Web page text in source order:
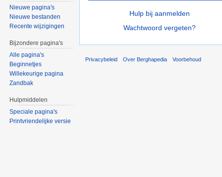
Hulp bij aanmelden
Wachtwoord vergeten?
Nieuwe pagina's
Nieuwe bestanden
Recente wijzigingen
Bijzondere pagina's
Alle pagina's
Beginnetjes
Willekeurige pagina
Zandbak
Hulpmiddelen
Speciale pagina's
Printvriendelijke versie
Privacybeleid Over Berghapedia Voorbehoud